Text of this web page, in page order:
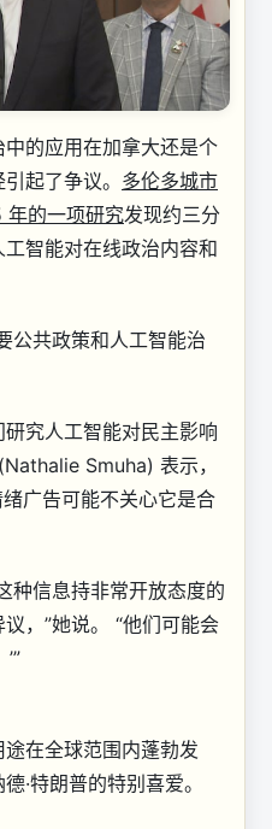
的应用在加拿大还是个
起了争议。 多伦多城市
年的一项研究发现约三分
智能对在线政治内容和
公共政策和人工智能治
究人工智能对民主影响
Smuha) 表示，
广告可能不关心它是合
种信息持非常开放态度的
，”她说。 “他们可能会
在全球范围内蓬勃发
·特朗普的特别喜爱。